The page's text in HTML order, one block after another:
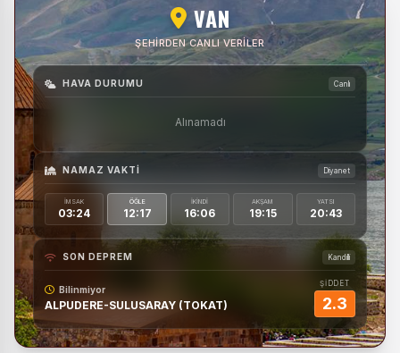
VAN
ŞEHIRDEN CANLI VERILER
HAVA DURUMU Canlı
Alınamadı
NAMAZ VAKTI Diyanet
İMSAK
03:24
ÖĞLE
12:17
İKINDI
16:06
AKŞAM
19:15
YATSI
20:43
SON DEPREM Kandilli
Bilinmiyor
ALPUDERE-SULUSARAY (TOKAT)
ŞİDDET
2.3